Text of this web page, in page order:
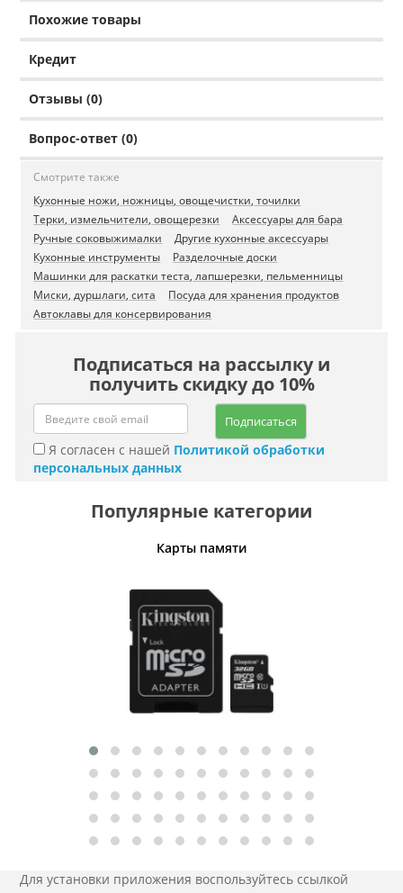
Похожие товары
Кредит
Отзывы (0)
Вопрос-ответ (0)
Смотрите также
Кухонные ножи, ножницы, овощечистки, точилки
Терки, измельчители, овощерезки
Аксессуары для бара
Ручные соковыжималки
Другие кухонные аксессуары
Кухонные инструменты
Разделочные доски
Машинки для раскатки теста, лапшерезки, пельменницы
Миски, дуршлаги, сита
Посуда для хранения продуктов
Автоклавы для консервирования
Подписаться на рассылку и
получить скидку до 10%
Подписаться
Я согласен с нашей Политикой обработки
персональных данных
Популярные категории
Карты памяти
Для установки приложения воспользуйтесь ссылкой